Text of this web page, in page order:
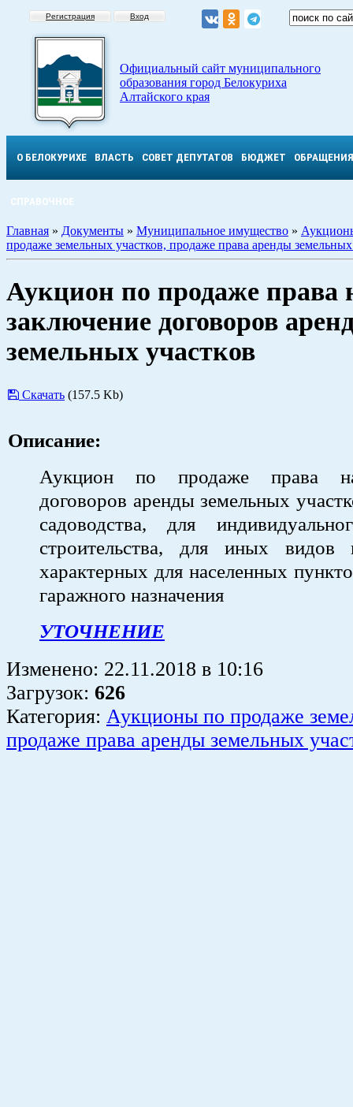
Регистрация Вход
Официальный сайт муниципального
образования город Белокуриха
Алтайского края
О БЕЛОКУРИХЕ ВЛАСТЬ СОВЕТ ДЕПУТАТОВ БЮДЖЕТ ОБРАЩЕНИЯ
СПРАВОЧНОЕ
Главная » Документы » Муниципальное имущество »
продаже земельных участков, продаже права аренды земельных
Аукцион по продаже права
заключение договоров
земельных участков
Скачать (157.5 Kb)
Описание:
Аукцион по продаже права
договоров аренды земельных
садоводства, для
строительства, для иных видов
характерных для населенных
гаражного назначения
УТОЧНЕНИЕ
Изменено: 22.11.2018 в 10:16
Загрузок: 626
Категория: Аукционы по продаже
продаже права аренды земельных